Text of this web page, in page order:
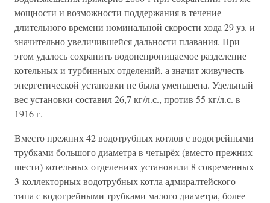
мощности и возможности поддержания в течение
длительного времени номинальной скорости хода 29 уз. и
значительно увеличившейся дальности плавания. При
этом удалось сохранить водонепроницаемое разделение
котельных и турбинных отделений, а значит живучесть
энергетической установки не была уменьшена. Удельный
вес установки составил 26,7 кг/л.с., против 55 кг/л.с. в
1916 г.
Вместо прежних 42 водотрубных котлов с водогрейными
трубками большого диаметра в четырёх (вместо прежних
шести) котельных отделениях установили 8 современных
3-коллекторных водотрубных котла адмиралтейского
типа с водогрейными трубками малого диаметра, более